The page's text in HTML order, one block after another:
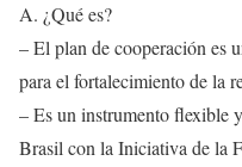
A. ¿Qué es?
– El plan de cooperación es
para el fortalecimiento de la
– Es un instrumento flexible
Brasil con la Iniciativa de la